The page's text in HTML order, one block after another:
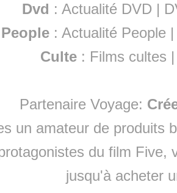
Dvd : Actualité DVD |
People :Actualité People
Culte : Films cultes
Partenaire Voyage:
un amateur de produits
du film Five,
jusqu'à acheter